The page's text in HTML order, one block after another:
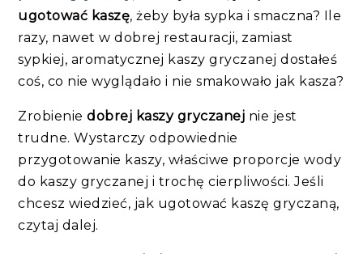
ugotować kaszę, żeby była sypka i smaczna? Ile
razy, nawet w dobrej restauracji, zamiast
sypkiej, aromatycznej kaszy gryczanej dostałeś
coś, co nie wyglądało i nie smakowało jak kasza?
Zrobieniedobrej kaszy gryczanej nie jest
trudne. Wystarczy odpowiednie
przygotowanie kaszy, właściwe proporcje wody
do kaszy gryczanej i trochę cierpliwości. Jeśli
chcesz wiedzieć, jak ugotować kaszę gryczaną,
czytaj dalej.